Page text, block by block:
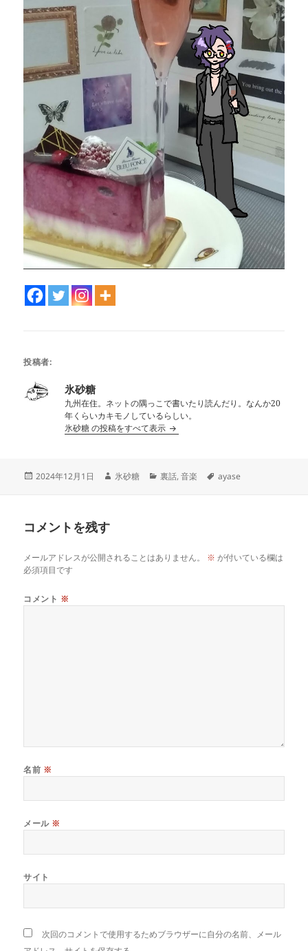
投稿者:
氷砂糖
九州在住。ネットの隅っこで書いたり読んだり。なんか20
年くらいカキモノしているらしい。
氷砂糖 の投稿をすべて表示
投
2024年12月1日
作
氷砂糖
カ
裏話,音楽
タ
ayase
コメントを残す
メールアドレスが公開されることはありません。 ※ が付いている欄は
必須項目です
コメント ※
名前 ※
メール ※
サイト
次回のコメントで使用するためブラウザーに自分の名前、メール